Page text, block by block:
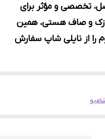
تخصصی و مؤثر برای
و صاف هستی، همین
را از نایلی شاپ سفارش